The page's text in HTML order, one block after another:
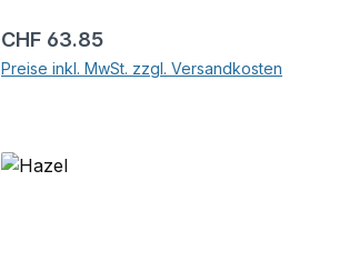
Regulärer Preis:
CHF 63.85
Preise inkl. MwSt. zzgl. Versandkosten